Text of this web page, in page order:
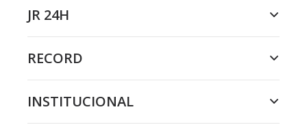
JR 24H
RECORD
INSTITUCIONAL